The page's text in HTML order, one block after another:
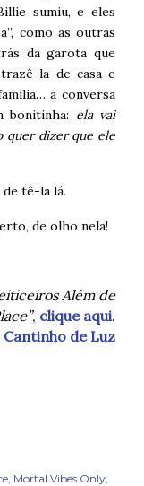
sumiu, e eles
como as outras
da garota que
la de casa e
a conversa
bonitinha: ela vai
quer dizer que ele
tê-la lá.
de olho nela!
Além de
, clique aqui.
Cantinho de Luz
Mortal Vibes Only